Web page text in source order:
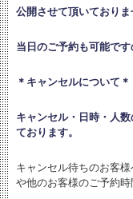
公開させて頂いておりま
当日のご予約も可能です
＊キャンセルについて＊
キャンセル・日時・人
ております。
キャンセル待ちのお客
や他のお客様のご予約時